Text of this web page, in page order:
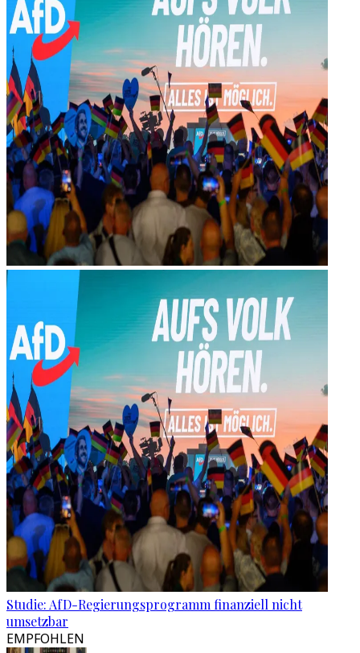
Studie: AfD-Regierungsprogramm finanziell nicht
umsetzbar
EMPFOHLEN